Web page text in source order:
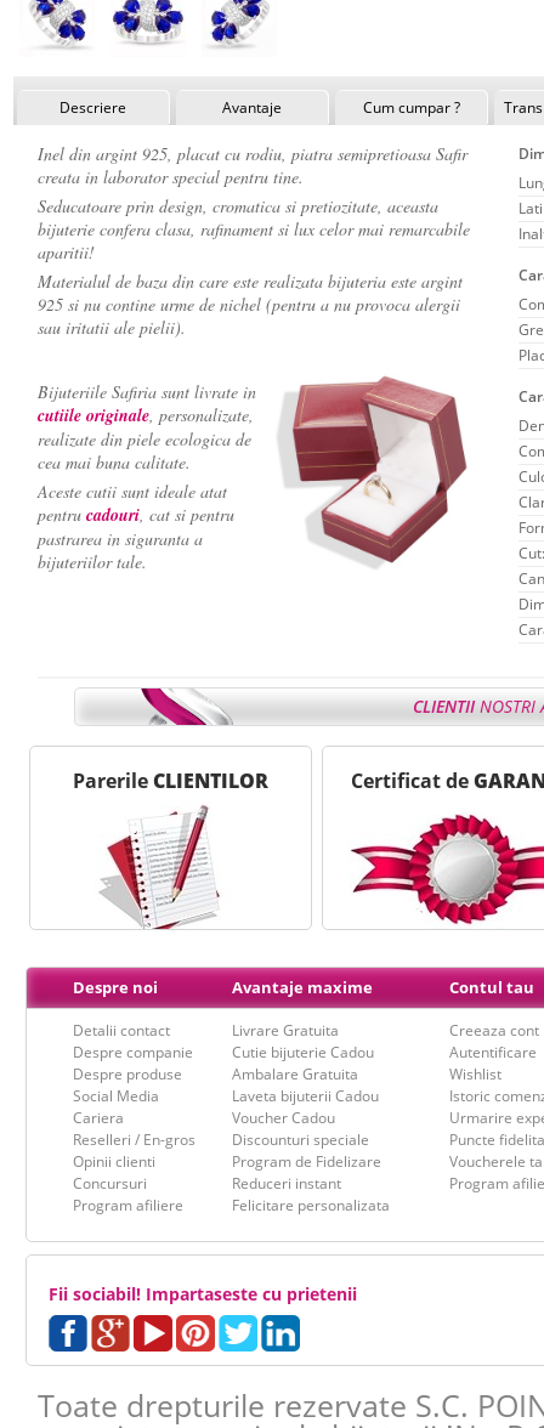
Descriere Avantaje Cum cumpar ?
Inel din argint 925, placat cu rodiu, piatra semipretioasa Safir
creata in laborator special pentru tine.
Seducatoare prin design, cromatica si pretiozitate, aceasta
bijuterie confera clasa, rafinament si lux celor mai remarcabile
aparitii!
Materialul de baza din care este realizata bijuteria este argint
925 si nu contine urme de nichel (pentru a nu provoca alergii
sau iritatii ale pielii).
Bijuteriile Safiria sunt livrate in
cutiile originale, personalizate,
realizate din piele ecologica de
cea mai buna calitate.
Aceste cutii sunt ideale atat
pentru cadouri, cat si pentru
pastrarea in siguranta a
bijuteriilor tale.
Cut:
Ne face placere sa-ti reamintim Avantajele de care
Iti respectam timpul tau, de aceea
finalizarea oricarei comenzi !
CLIENTIINOSTRI
ParerileCLIENTILOR Certificat de
Despre noi
Detalii contact
Despre companie
Despre produse
Social Media
Cariera
Reselleri / En-gros
Opinii clienti
Concursuri
Program afiliere
Avantaje maxime
Livrare Gratuita
Cutie bijuterie Cadou
Ambalare Gratuita
Laveta bijuterii Cadou
Voucher Cadou
Discounturi speciale
Program de Fidelizare
Reduceri instant
Felicitare personalizata
Contul tau
Creeaza cont
Autentificare
Wishlist
Istoric
Urmarire
Puncte
Voucherele
Program
Fii sociabil! Impartaseste cu prietenii
Toate drepturile rezervate S.C.